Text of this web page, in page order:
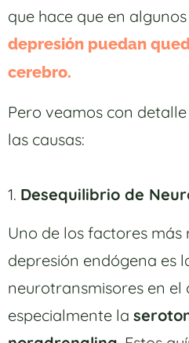
que hace que en
depresión puedan
cerebro.
Pero veamos con
las causas:
1. Desequilibrio de
Uno de los factores más
depresión endógena es
neurotransmisores en el
especialmente la